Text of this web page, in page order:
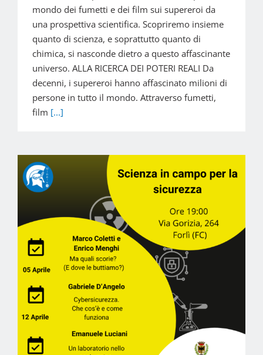
mondo dei fumetti e dei film sui supereroi da
una prospettiva scientifica. Scopriremo insieme
quanto di scienza, e soprattutto quanto di
chimica, si nasconde dietro a questo affascinante
universo. ALLA RICERCA DEI POTERI REALI Da
decenni, i supereroi hanno affascinato milioni di
persone in tutto il mondo. Attraverso fumetti,
film [...]